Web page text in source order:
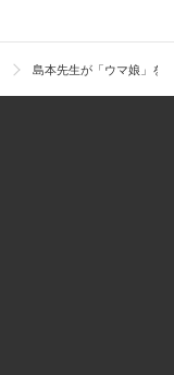
島本先生が「ウマ娘」を